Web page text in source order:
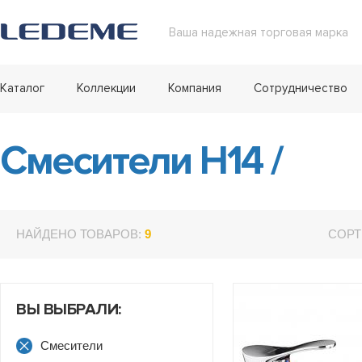
Ваша надежная торговая марка
Каталог Коллекции Компания Сотрудничество
Смесители H14/
НАЙДЕНО ТОВАРОВ: 9
ВЫ ВЫБРАЛИ:
Смесители